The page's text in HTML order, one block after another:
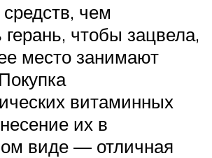
чем
чтобы зацвела,
место занимают
витаминных
их в
виде — отличная